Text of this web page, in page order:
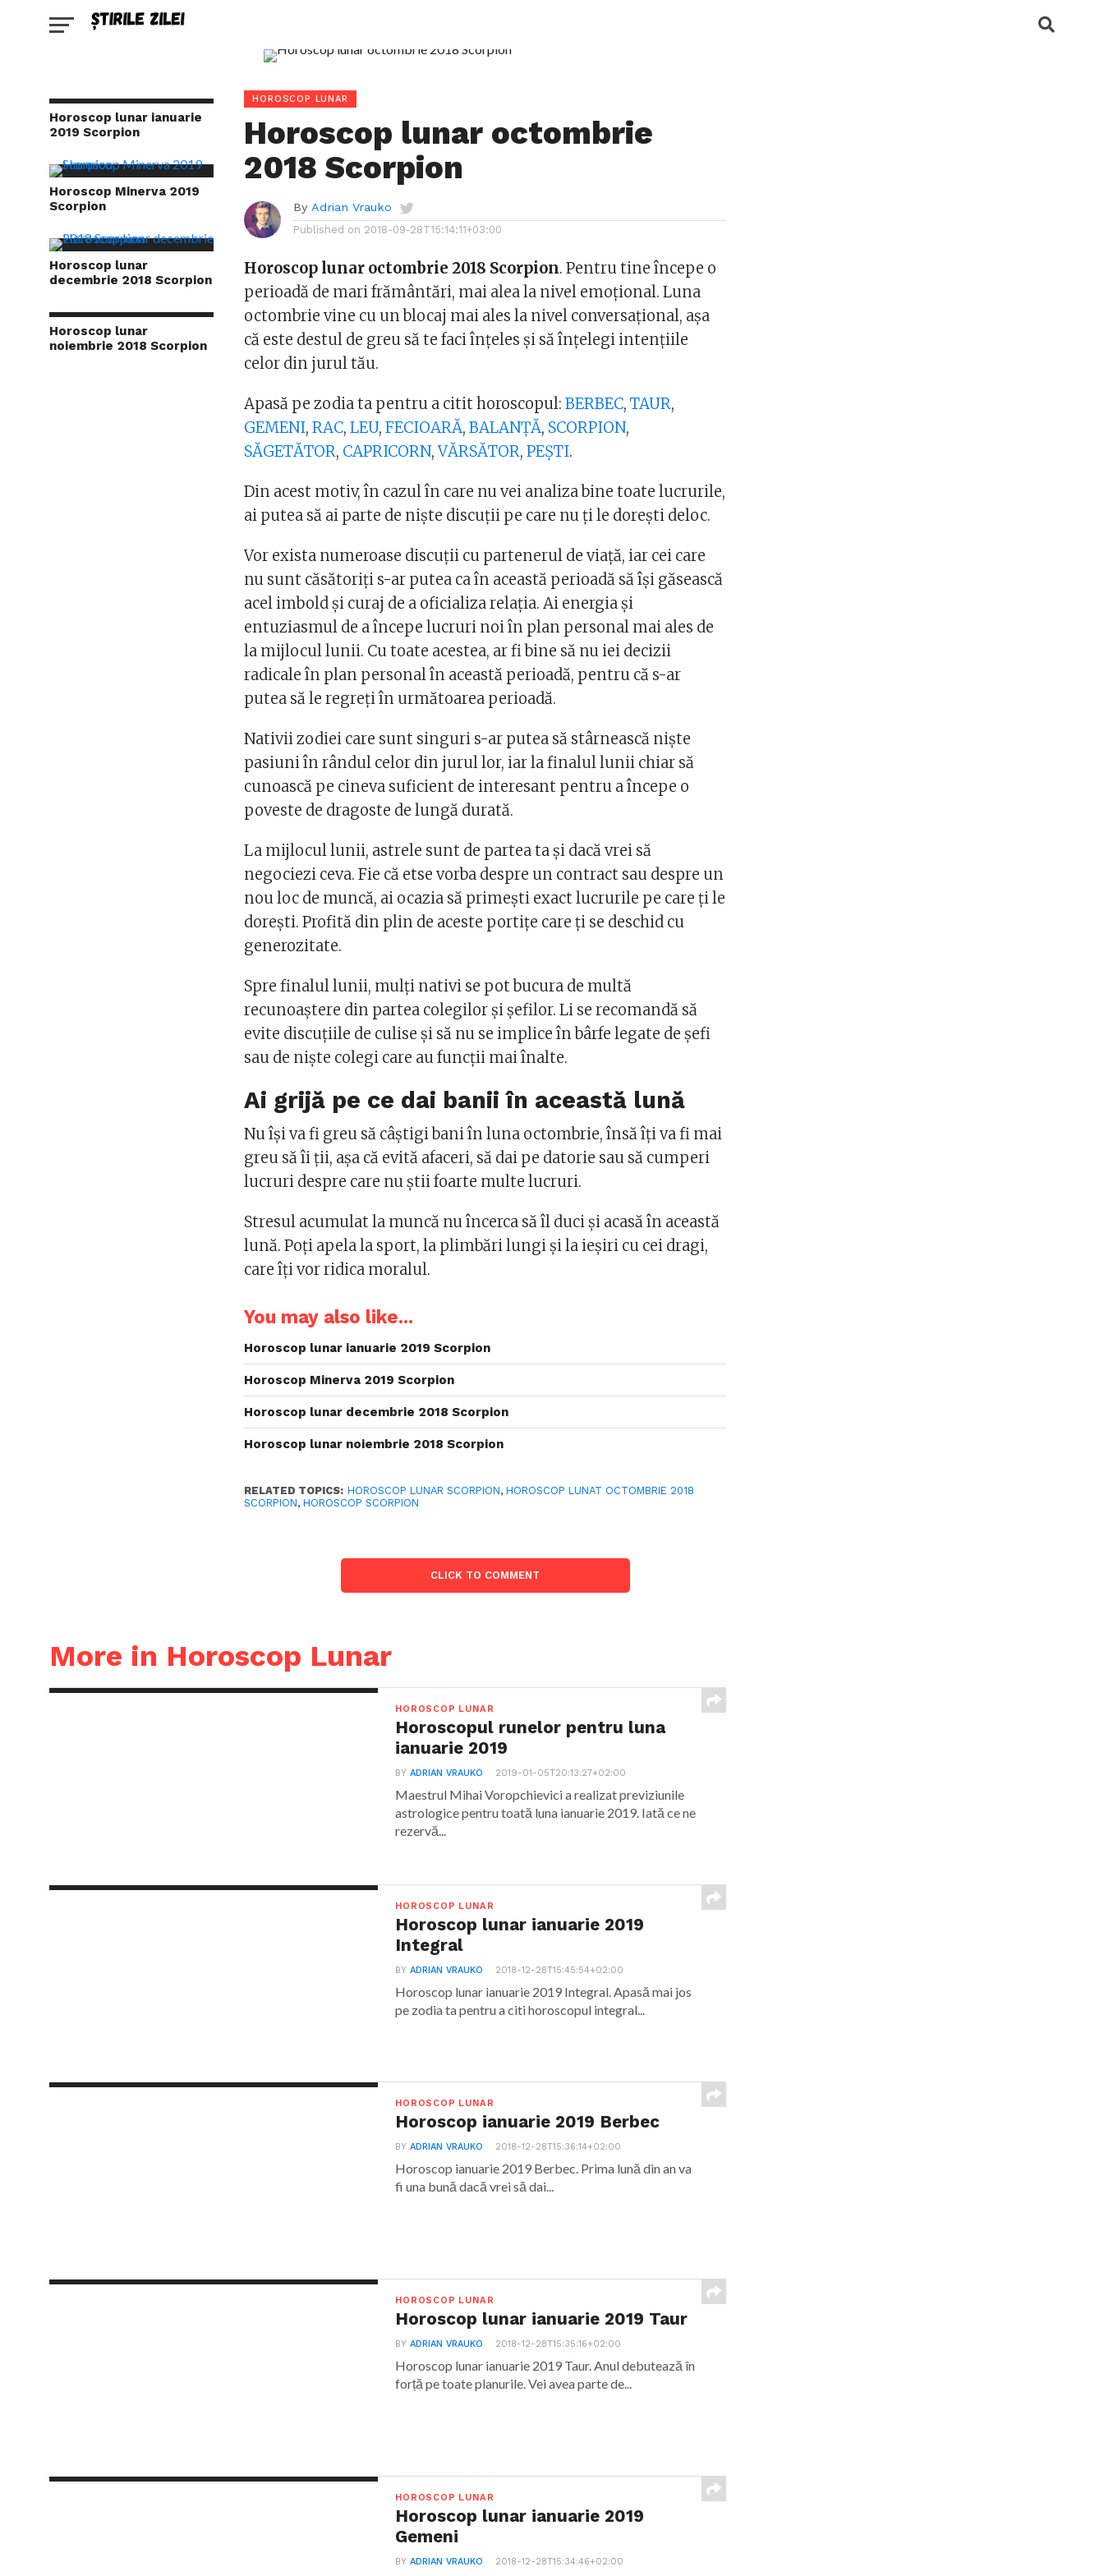
Horoscop lunar ianuarie
2019 Scorpion
Horoscop Minerva 2019
Scorpion
Horoscop lunar
decembrie 2018 Scorpion
Horoscop lunar
noiembrie 2018 Scorpion
HOROSCOP LUNAR
Horoscop lunar octombrie
2018 Scorpion
By Adrian Vrauko
Published on 2018-09-28T15:14:11+03:00
Horoscop lunar octombrie 2018 Scorpion. Pentru tine începe o
perioadă de mari frământări, mai alea la nivel emoțional. Luna
octombrie vine cu un blocaj mai ales la nivel conversațional, așa
că este destul de greu să te faci înțeles și să înțelegi intențiile
celor din jurul tău.
Apasă pe zodia ta pentru a citit horoscopul:BERBEC,TAUR,
GEMENI,RAC,LEU,FECIOARĂ,BALANȚĂ, SCORPION,
SĂGETĂTOR, CAPRICORN,VĂRSĂTOR,PEȘTI.
Din acest motiv, în cazul în care nu vei analiza bine toate lucrurile,
ai putea să ai parte de niște discuții pe care nu ți le dorești deloc.
Vor exista numeroase discuții cu partenerul de viață, iar cei care
nu sunt căsătoriți s-ar putea ca în această perioadă să își găsească
acel imbold și curaj de a oficializa relația. Ai energia și
entuziasmul de a începe lucruri noi în plan personal mai ales de
la mijlocul lunii. Cu toate acestea, ar fi bine să nu iei decizii
radicale în plan personal în această perioadă, pentru că s-ar
putea să le regreți în următoarea perioadă.
Nativii zodiei care sunt singuri s-ar putea să stârnească niște
pasiuni în rândul celor din jurul lor, iar la finalul lunii chiar să
cunoască pe cineva suficient de interesant pentru a începe o
poveste de dragoste de lungă durată.
La mijlocul lunii, astrele sunt de partea ta și dacă vrei să
negociezi ceva. Fie că etse vorba despre un contract sau despre un
nou loc de muncă, ai ocazia să primești exact lucrurile pe care ți le
dorești. Profită din plin de aceste portițe care ți se deschid cu
generozitate.
Spre finalul lunii, mulți nativi se pot bucura de multă
recunoaștere din partea colegilor și șefilor. Li se recomandă să
evite discuțiile de culise și să nu se implice în bârfe legate de șefi
sau de niște colegi care au funcții mai înalte.
Ai grijă pe ce dai banii în această lună
Nu își va fi greu să câștigi bani în luna octombrie, însă îți va fi mai
greu să îi ții, așa că evită afaceri, să dai pe datorie sau să cumperi
lucruri despre care nu știi foarte multe lucruri.
Stresul acumulat la muncă nu încerca să îl duci și acasă în această
lună. Poți apela la sport, la plimbări lungi și la ieșiri cu cei dragi,
care îți vor ridica moralul.
You may also like...
Horoscop lunar ianuarie 2019 Scorpion
Horoscop Minerva 2019 Scorpion
Horoscop lunar decembrie 2018 Scorpion
Horoscop lunar noiembrie 2018 Scorpion
RELATED TOPICS: HOROSCOP LUNAR SCORPION,HOROSCOP LUNAT OCTOMBRIE 2018
SCORPION,HOROSCOP SCORPION
CLICK TO COMMENT
More in Horoscop Lunar
HOROSCOP LUNAR
Horoscopul runelor pentru luna
ianuarie 2019
BYADRIAN VRAUKO 2019-01-05T20:13:27+02:00
Maestrul Mihai Voropchievici a realizat previziunile
astrologice pentru toată luna ianuarie 2019. Iată ce ne
rezervă...
HOROSCOP LUNAR
Horoscop lunar ianuarie 2019
Integral
BYADRIAN VRAUKO 2018-12-28T15:45:54+02:00
Horoscop lunar ianuarie 2019 Integral. Apasă mai jos
pe zodia ta pentru a citi horoscopul integral...
HOROSCOP LUNAR
Horoscop ianuarie 2019 Berbec
BYADRIAN VRAUKO 2018-12-28T15:36:14+02:00
Horoscop ianuarie 2019 Berbec. Prima lună din an va
fi una bună dacă vrei să dai...
HOROSCOP LUNAR
Horoscop lunar ianuarie 2019 Taur
BYADRIAN VRAUKO 2018-12-28T15:35:16+02:00
Horoscop lunar ianuarie 2019 Taur. Anul debutează în
forță pe toate planurile. Vei avea parte de...
HOROSCOP LUNAR
Horoscop lunar ianuarie 2019
Gemeni
BYADRIAN VRAUKO 2018-12-28T15:34:46+02:00